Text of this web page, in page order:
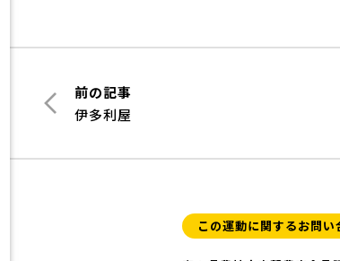
前の記事
伊多利屋
この運動に関するお問い